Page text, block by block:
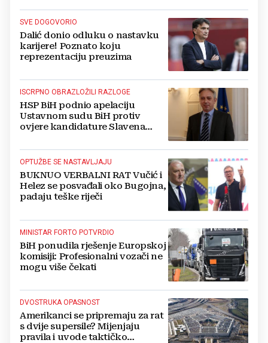
SVE DOGOVORIO
Dalić donio odluku o nastavku
karijere! Poznato koju
reprezentaciju preuzima
ISCRPNO OBRAZLOŽILI RAZLOGE
HSP BiH podnio apelaciju
Ustavnom sudu BiH protiv
ovjere kandidature Slavena
OPTUŽBE SE NASTAVLJAJU
BUKNUO VERBALNI RAT Vučić i
Helez se posvađali oko Bugojna,
padaju teške riječi
MINISTAR FORTO POTVRDIO
BiH ponudila rješenje Europskoj
komisiji: Profesionalni vozači ne
mogu više čekati
DVOSTRUKA OPASNOST
Amerikanci se pripremaju za rat
s dvije supersile? Mijenjaju
pravila i uvode taktičko